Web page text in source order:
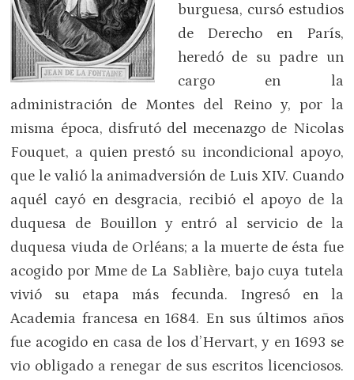
burguesa, cursó estudios
de Derecho en París,
heredó de su padre un
cargo en la
administración de Montes del Reino y, por la
misma época, disfrutó del mecenazgo de Nicolas
Fouquet, a quien prestó su incondicional apoyo,
que le valió la animadversión de Luis XIV. Cuando
aquél cayó en desgracia, recibió el apoyo de la
duquesa de Bouillon y entró al servicio de la
duquesa viuda de Orléans; a la muerte de ésta fue
acogido por Mme de La Sablière, bajo cuya tutela
vivió su etapa más fecunda. Ingresó en la
Academia francesa en 1684. En sus últimos años
fue acogido en casa de los d’Hervart, y en 1693 se
vio obligado a renegar de sus escritos licenciosos.